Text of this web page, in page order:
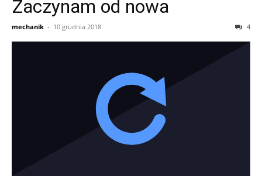
Zaczynam od nowa
mechanik - 10 grudnia 2018 4